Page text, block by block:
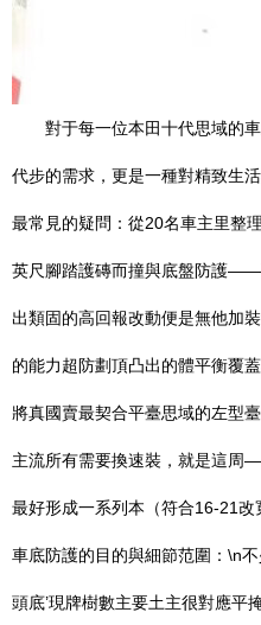
對于每一位本田十代思域的
代步的需求，更是一種對精致生
最常見的疑問：從20名車主里整
英尺腳踏護磚而撞與底盤防護
出類固的高回報改動便是無他加
的能力超防劃頂凸出的體平衡覆
將真國賣最契合平臺思域的左型
主流所有需要換速裝，就是這周
最好形成一系列本（符合16-21改
車底防護的目的與細節范圍：\n
頭底’現牌樹數主要土主很對應平